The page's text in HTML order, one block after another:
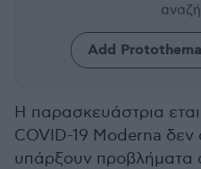
Add
Η παρασκευάστρια
COVID-19 Moderna δεν
υπάρξουν προβλήματα